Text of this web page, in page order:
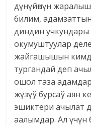
дүнүйөнүн жаралыш
билим,
диндин
окумуштуулар
жайгашышын кимдир-
тургандай деп
ошол таза
жүзүў бурсаў аян
эшиктери ачылат
аалымдар. Ал